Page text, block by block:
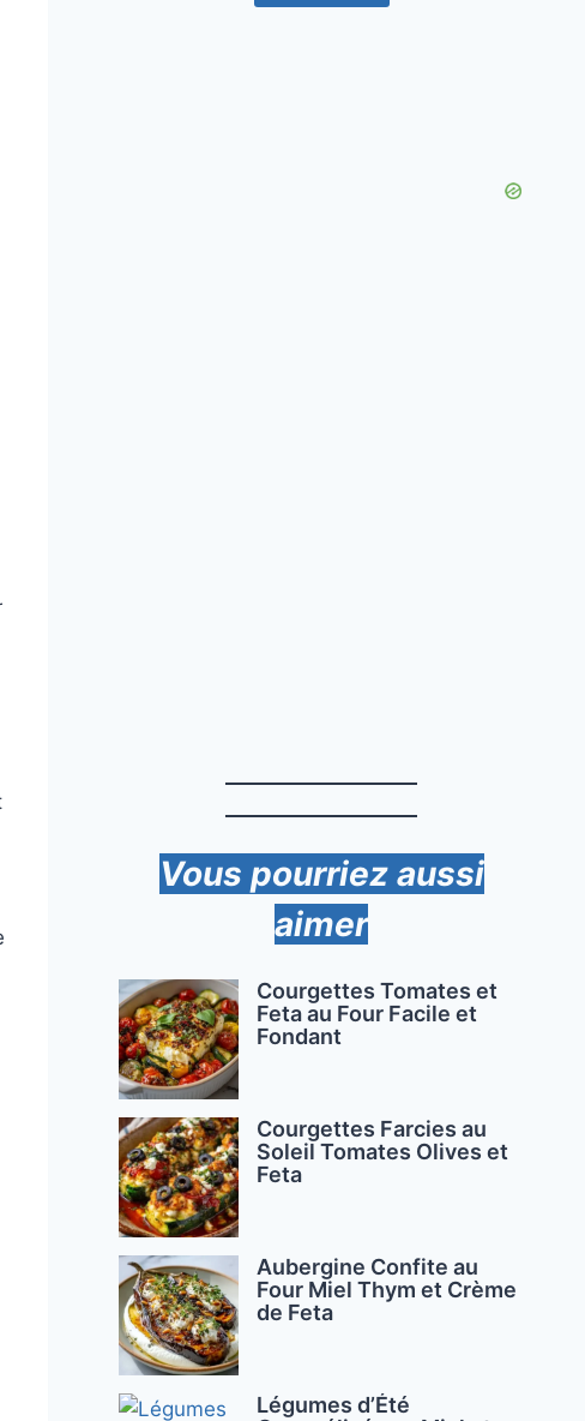
Vous pourriez aussi
aimer
Courgettes Tomates et
Feta au Four Facile et
Fondant
Courgettes Farcies au
Soleil Tomates Olives et
Feta
Aubergine Confite au
Four Miel Thym et Crème
de Feta
Légumes d’Été